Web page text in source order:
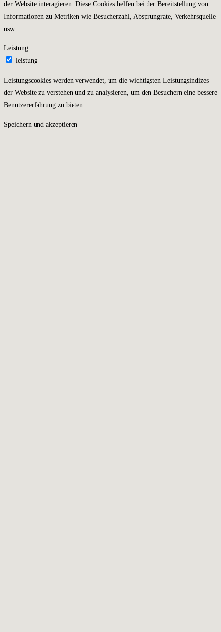
der Website interagieren. Diese Cookies helfen bei der Bereitstellung von
Informationen zu Metriken wie Besucherzahl, Absprungrate, Verkehrsquelle
usw.
Leistung
leistung
Leistungscookies werden verwendet, um die wichtigsten Leistungsindizes
der Website zu verstehen und zu analysieren, um den Besuchern eine bessere
Benutzererfahrung zu bieten.
Speichern und akzeptieren